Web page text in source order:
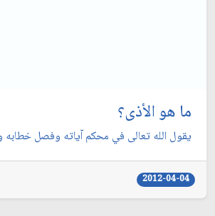
ما هو الأذى؟
يقول الله تعالى في محكم آياته وفصل خطابه
2012-04-04